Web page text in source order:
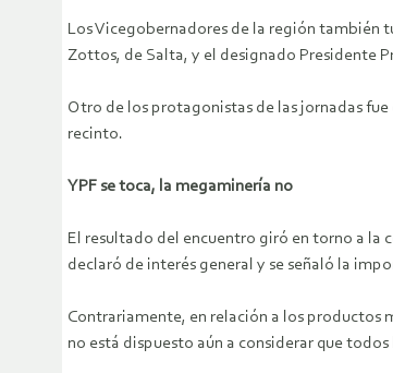
Los Vicegobernadores de la región también
Zottos, de Salta, y el designado Presidente
Otro de los protagonistas de las jornadas
recinto.
YPF se toca, la megaminería no
El resultado del encuentro giró en torno a la
declaró de interés general y se señaló la
Contrariamente, en relación a los productos
no está dispuesto aún a considerar que